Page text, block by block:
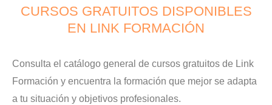
CURSOS GRATUITOS DISPONIBLES
EN LINK FORMACIÓN
Consulta el catálogo general de cursos gratuitos de Link
Formación y encuentra la formación que mejor se adapta
a tu situación y objetivos profesionales.